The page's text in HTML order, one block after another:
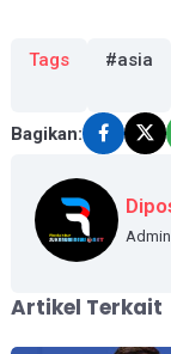
Tags #asia
Bagikan:
Admin
Artikel Terkait